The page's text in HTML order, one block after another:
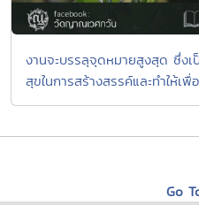
งานจะบรรลุจุดหมายสูงสุด ซึ่งเ
สุขในการสร้างสรรค์และทำให้เ
Go